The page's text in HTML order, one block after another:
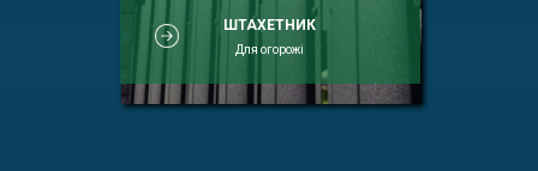
ШТАХЕТНИК
Для огорожі